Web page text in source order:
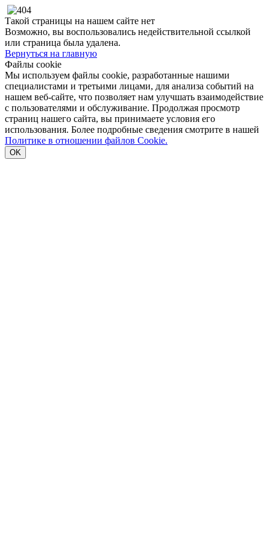
Такой страницы на нашем сайте нет
Возможно, вы воспользовались недействительной ссылкой
или страница была удалена.
Вернуться на главную
Файлы cookie
Мы используем файлы cookie, разработанные нашими
специалистами и третьими лицами, для анализа событий на
нашем веб-сайте, что позволяет нам улучшать взаимодействие
с пользователями и обслуживание. Продолжая просмотр
страниц нашего сайта, вы принимаете условия его
использования. Более подробные сведения смотрите в нашей
Политике в отношении файлов Cookie.
OK